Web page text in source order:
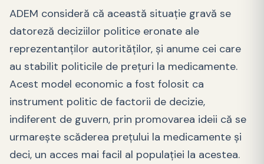
ADEM consideră că această situație gravă se
datoreză deciziilor politice eronate ale
reprezentanților autorităților, și anume cei care
au stabilit politicile de prețuri la medicamente.
Acest model economic a fost folosit ca
instrument politic de factorii de decizie,
indiferent de guvern, prin promovarea ideii că se
urmarește scăderea prețului la medicamente și
deci, un acces mai facil al populației la acestea.